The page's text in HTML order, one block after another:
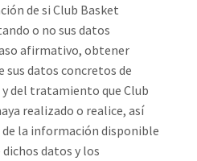
de si Club Basket
o no sus datos
afirmativo, obtener
datos concretos de
del tratamiento que Club
realizado o realice, así
la información disponible
datos y los